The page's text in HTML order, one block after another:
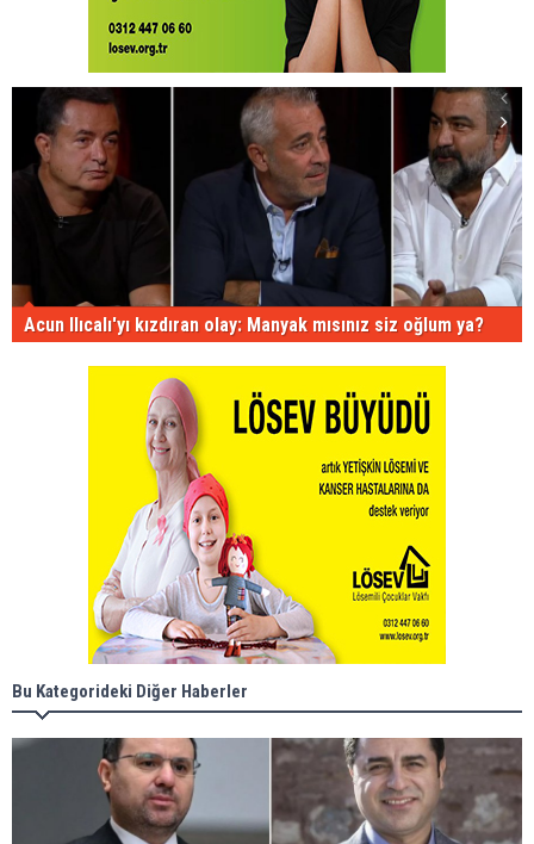
Acun Ilıcalı'yı kızdıran olay: Manyak mısınız siz oğlum ya?
Bu Kategorideki Diğer Haberler